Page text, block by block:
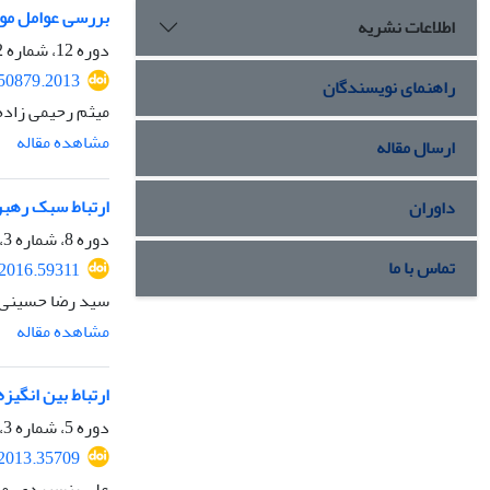
بررسی عوامل
دوره 12، شماره 2، تابستان 1399، صفحه
میثم رحیمی
مشاهده مقاله
ارتباط سبک
دوره 8، شماره 3، تابستان 1395، صفحه
سید رضا حسینی
مشاهده مقاله
ارتباط بین
دوره 5، شماره 3، پاییز 1392، صفحه
اطلاعات نشریه
راهنمای نویسندگان
ارسال مقاله
داوران
تماس با ما